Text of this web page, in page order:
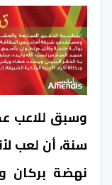
سنة، أن لعب
نهضة بركان